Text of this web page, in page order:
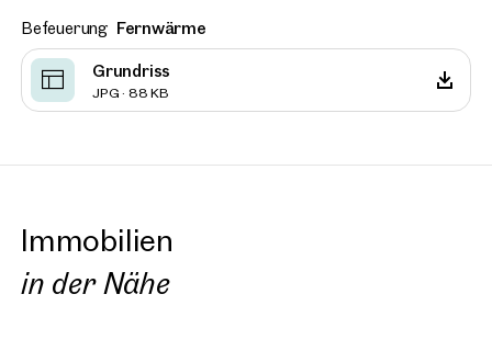
Befeuerung Fernwärme
Grundriss
JPG · 88 KB
Immobilien
in der Nähe